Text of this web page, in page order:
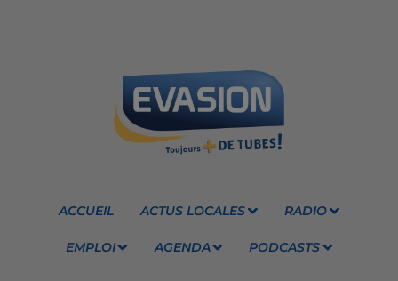
ACCUEIL ACTUS LOCALES RADIO
EMPLOI AGENDA PODCASTS